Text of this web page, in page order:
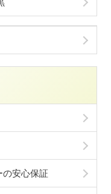
安心保証